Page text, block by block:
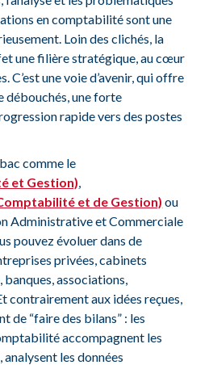
en comptabilité sont une
Loin des clichés, la
une filière stratégique, au cœur
C’est une voie d’avenir, qui offre
débouchés, une forte
rapide vers des postes
comme le
et Gestion)
et de Gestion) ou
Administrative et Commerciale
pouvez évoluer dans de
privées, cabinets
associations,
contrairement aux idées reçues,
de “faire des bilans” : les
accompagnent les
les données